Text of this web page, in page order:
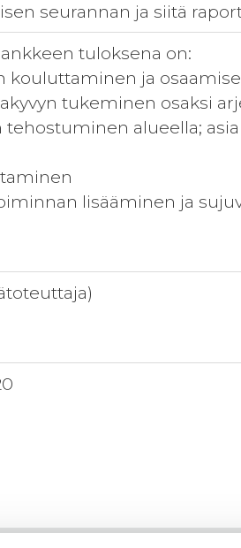
seurannan ja siitä
tuloksena on:
kouluttaminen ja
tukeminen osaksi
alueella;
lisääminen ja